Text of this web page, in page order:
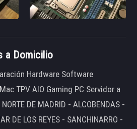
a Domicilio
Hardware Software
TPV AIO Gaming PC Servidor a
DE MADRID - ALCOBENDAS -
DE LOS REYES - SANCHINARRO -